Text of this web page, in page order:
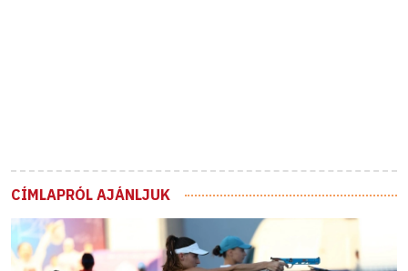
CÍMLAPRÓL AJÁNLJUK